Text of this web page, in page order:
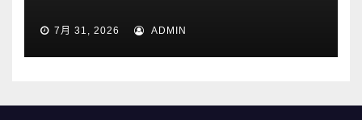
7月 31, 2026 ADMIN